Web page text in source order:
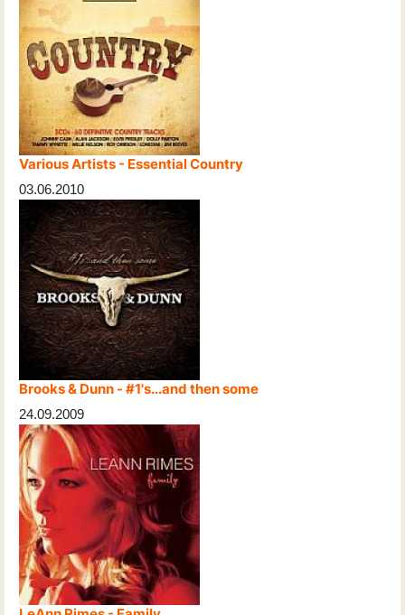
Various Artists - Essential Country
03.06.2010
Brooks & Dunn - #1's...and then some
24.09.2009